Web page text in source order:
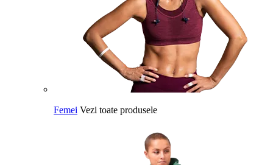
Femei Vezi toate produsele